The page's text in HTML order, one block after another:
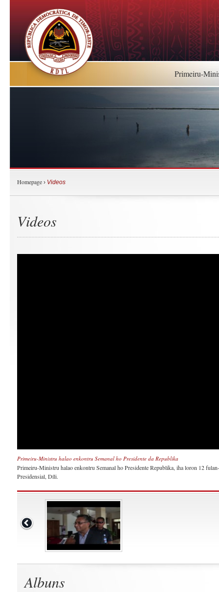
Primeiru-
Homepage › Videos
Videos
Primeiru-Ministru halao enkontru Semanal ho Presidente da Republika
Primeiru-Ministru halao enkontru Semanal ho Presidente Republika, iha loron 12
Presidensial, Díli.
Albuns